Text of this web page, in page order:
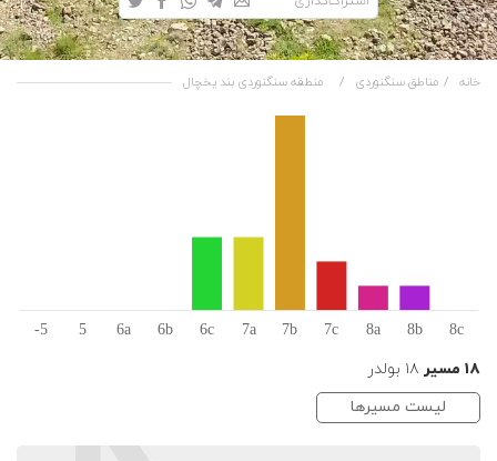
خانه مناطق سنگنوردی منطقه سنگنوردی بند یخچال
۱۸ مسیر
۱۸ بولدر
لیست مسیرها